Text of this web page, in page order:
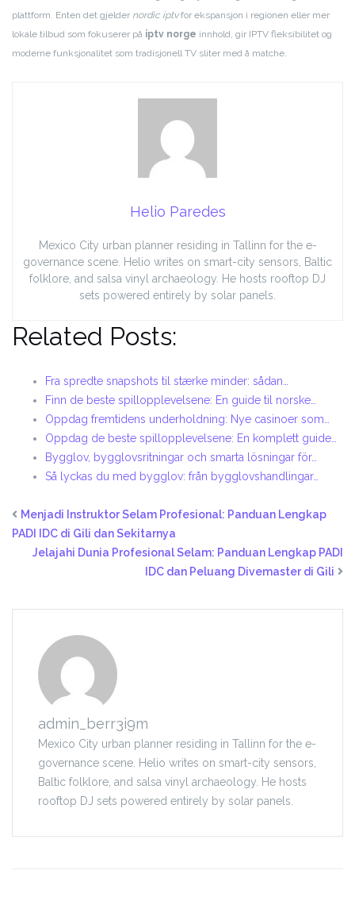
plattform. Enten det gjelder nordic iptvfor ekspansjon i regionen eller mer
lokale tilbud som fokuserer på iptv norge innhold, gir IPTV fleksibilitet og
moderne funksjonalitet som tradisjonell TV sliter med å matche.
Helio Paredes
Mexico City urban planner residing in Tallinn for the e-
governance scene. Helio writes on smart-city sensors, Baltic
folklore, and salsa vinyl archaeology. He hosts rooftop DJ
sets powered entirely by solar panels.
Related Posts:
Fra spredte snapshots til stærke minder: sådan…
Finn de beste spillopplevelsene: En guide til norske…
Oppdag fremtidens underholdning: Nye casinoer som…
Oppdag de beste spillopplevelsene: En komplett guide…
Bygglov, bygglovsritningar och smarta lösningar för…
Så lyckas du med bygglov: från bygglovshandlingar…
Menjadi Instruktor Selam Profesional: Panduan Lengkap
PADI IDC di Gili dan Sekitarnya
Jelajahi Dunia Profesional Selam: Panduan Lengkap PADI
IDC dan Peluang Divemaster di Gili
admin_berr3i9m
Mexico City urban planner residing in Tallinn for the e-
governance scene. Helio writes on smart-city sensors,
Baltic folklore, and salsa vinyl archaeology. He hosts
rooftop DJ sets powered entirely by solar panels.